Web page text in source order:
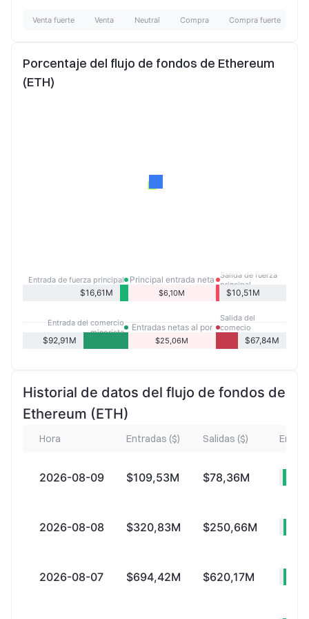
Venta fuerte Venta Neutral Compra Compra fuerte
Porcentaje del flujo de fondos de Ethereum
(ETH)
Entrada de fuerza principal
$16,61M
Principal entrada neta
de fondos
$6,10M
Salida de fuerza
principal
$10,51M
Entrada del comercio
minorista
$92,91M
Entradas netas al por
menor
$25,06M
Salida del
comecio
minorista$67,84M
Historial de datos del flujo de fondos de
Ethereum (ETH)
Hora Entradas ($) Salidas ($)
2026-08-09 $109,53M $78,36M
2026-08-08 $320,83M $250,66M
2026-08-07 $694,42M $620,17M